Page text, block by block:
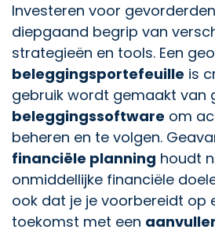
Investeren voor
diepgaand begrip van
strategieën en tools. Een
beleggingsportefeuille is
gebruik wordt gemaakt van
beleggingssoftware om
beheren en te volgen.
financiële planning houdt
onmiddellijke financiële
ook dat je je voorbereidt op
toekomst met een